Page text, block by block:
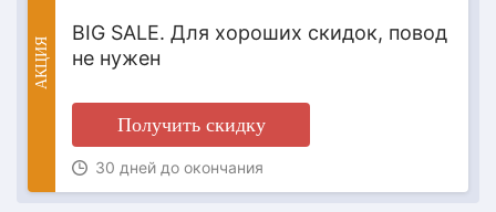
АКЦИЯ
BIG SALE. Для хороших скидок, повод
не нужен
Получить скидку
30 дней до окончания